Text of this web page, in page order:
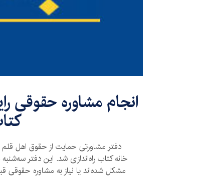
انجام مشاوره حقوقی
دفتر مشاورتی حمایت از حقوق اهل قلم
خانه کتاب راه‌اندازی شد. این دفتر
مشکل شده‌اند یا نیاز به مشاوره حقوقی